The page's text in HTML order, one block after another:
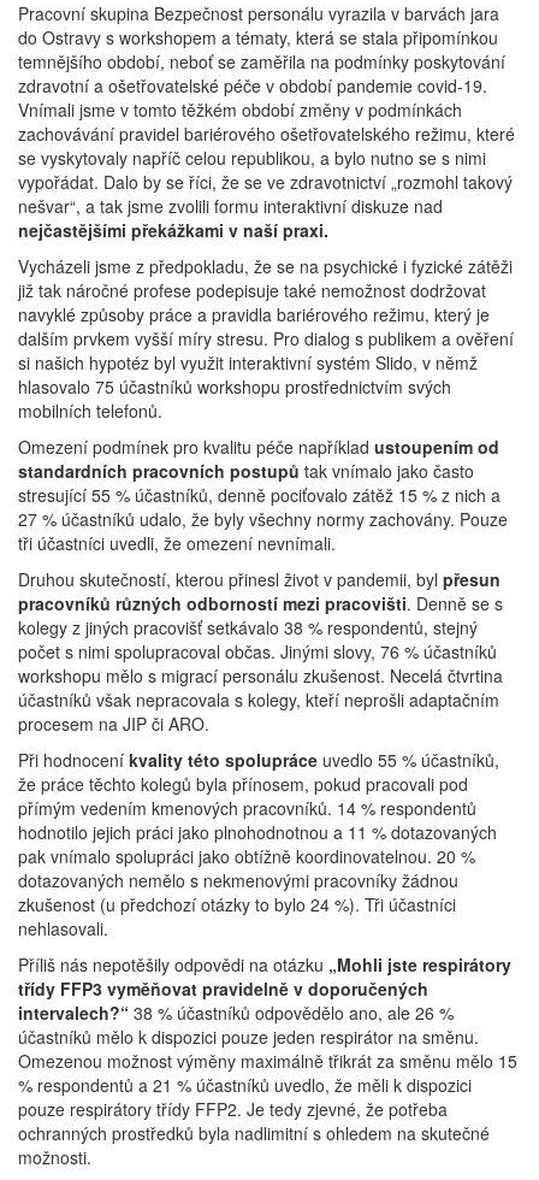
Pracovní skupina Bezpečnost personálu vyrazila v barvách jara
do Ostravy s workshopem a tématy, která se stala připomínkou
temnějšího období, neboť se zaměřila na podmínky poskytování
zdravotní a ošetřovatelské péče v období pandemie covid-19.
Vnímali jsme v tomto těžkém období změny v podmínkách
zachovávání pravidel bariérového ošetřovatelského režimu, které
se vyskytovaly napříč celou republikou, a bylo nutno se s nimi
vypořádat. Dalo by se říci, že se ve zdravotnictví „rozmohl takový
nešvar“, a tak jsme zvolili formu interaktivní diskuze nad
nejčastějšími překážkami v naší praxi.
Vycházeli jsme z předpokladu, že se na psychické i fyzické zátěži
již tak náročné profese podepisuje také nemožnost dodržovat
navyklé způsoby práce a pravidla bariérového režimu, který je
dalším prvkem vyšší míry stresu. Pro dialog s publikem a ověření
si našich hypotéz byl využit interaktivní systém Slido, v němž
hlasovalo 75 účastníků workshopu prostřednictvím svých
mobilních telefonů.
Omezení podmínek pro kvalitu péče například ustoupením od
standardních pracovních postupů tak vnímalo jako často
stresující 55 % účastníků, denně pociťovalo zátěž 15 % z nich a
27 % účastníků udalo, že byly všechny normy zachovány. Pouze
tři účastníci uvedli, že omezení nevnímali.
Druhou skutečností, kterou přinesl život v pandemii, byl přesun
pracovníků různých odborností mezi pracovišti. Denně se s
kolegy z jiných pracovišť setkávalo 38 % respondentů, stejný
počet s nimi spolupracoval občas. Jinými slovy, 76 % účastníků
workshopu mělo s migrací personálu zkušenost. Necelá čtvrtina
účastníků však nepracovala s kolegy, kteří neprošli adaptačním
procesem na JIP či ARO.
Při hodnocení kvality této spolupráce uvedlo 55 % účastníků,
že práce těchto kolegů byla přínosem, pokud pracovali pod
přímým vedením kmenových pracovníků. 14 % respondentů
hodnotilo jejich práci jako plnohodnotnou a 11 % dotazovaných
pak vnímalo spolupráci jako obtížně koordinovatelnou. 20 %
dotazovaných nemělo s nekmenovými pracovníky žádnou
zkušenost (u předchozí otázky to bylo 24 %). Tři účastníci
nehlasovali.
Příliš nás nepotěšily odpovědi na otázku „Mohli jste respirátory
třídy FFP3 vyměňovat pravidelně v doporučených
intervalech?“ 38 % účastníků odpovědělo ano, ale 26 %
účastníků mělo k dispozici pouze jeden respirátor na směnu.
Omezenou možnost výměny maximálně třikrát za směnu mělo 15
% respondentů a 21 % účastníků uvedlo, že měli k dispozici
pouze respirátory třídy FFP2. Je tedy zjevné, že potřeba
ochranných prostředků byla nadlimitní s ohledem na skutečné
možnosti.